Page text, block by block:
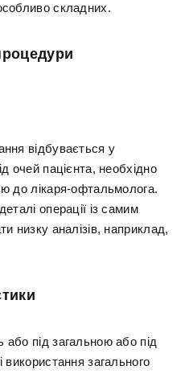
складних.
відбувається у
очей пацієнта, необхідно
до лікаря-офтальмолога.
операції із самим
низку аналізів, наприклад,
під загальною або під
загального